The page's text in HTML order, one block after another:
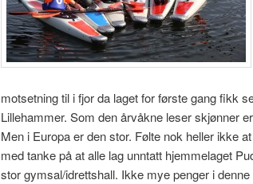
motsetning til i fjor da laget for første gang fikk
Lillehammer. Som den årvåkne leser skjønner
Men i Europa er den stor. Følte nok heller ikke
med tanke på at alle lag unntatt hjemmelaget
stor gymsal/idrettshall. Ikke mye penger i